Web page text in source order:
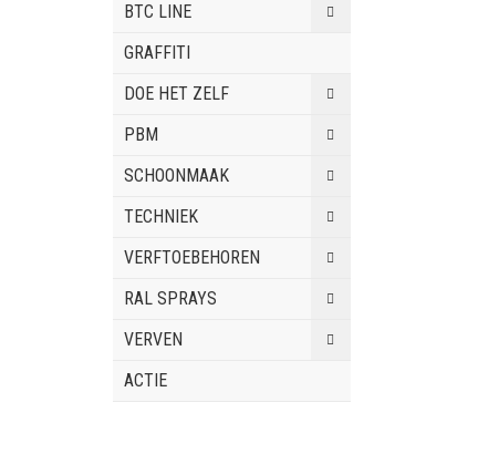
BTC LINE
GRAFFITI
DOE HET ZELF
PBM
SCHOONMAAK
TECHNIEK
VERFTOEBEHOREN
RAL SPRAYS
VERVEN
ACTIE